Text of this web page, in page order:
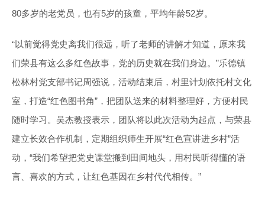
80多岁的老党员，也有5岁的孩童，平均年龄52岁。
“以前觉得党史离我们很远，听了老师的讲解才知道，原来我
们荣县有这么多红色故事，党的历史就在我们身边。”乐德镇
松林村党支部书记周强说，活动结束后，村里计划依托村文化
室，打造“红色图书角”，把团队送来的材料整理好，方便村民
随时学习。吴杰教授表示，团队将以此次活动为起点，与荣县
建立长效合作机制，定期组织师生开展“红色宣讲进乡村”活
动，“我们希望把党史课堂搬到田间地头，用村民听得懂的语
言、喜欢的方式，让红色基因在乡村代代相传。”